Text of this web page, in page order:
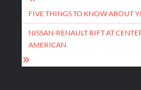
navigation
FIVE THINGS TO KNOW ABOUT
NISSAN-RENAULT RIFT AT
AMERICAN